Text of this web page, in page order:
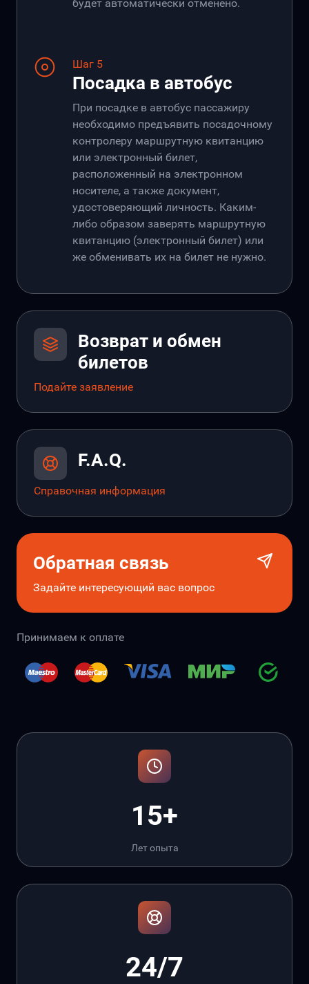
будет автоматически отменено.
Шаг 5
Посадка в автобус
При посадке в автобус пассажиру
необходимо предъявить посадочному
контролеру маршрутную квитанцию
или электронный билет,
расположенный на электронном
носителе, а также документ,
удостоверяющий личность. Каким-
либо образом заверять маршрутную
квитанцию (электронный билет) или
же обменивать их на билет не нужно.
Возврат и обмен
билетов
Подайте заявление
F.A.Q.
Справочная информация
Обратная связь
Задайте интересующий вас вопрос
Принимаем к оплате
15+
Лет опыта
24/7